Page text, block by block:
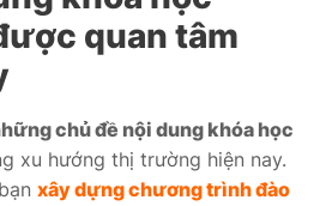
quan tâm
chủ đề nội dung khóa học
xu hướng thị trường hiện nay.
xây dựng chương trình đào